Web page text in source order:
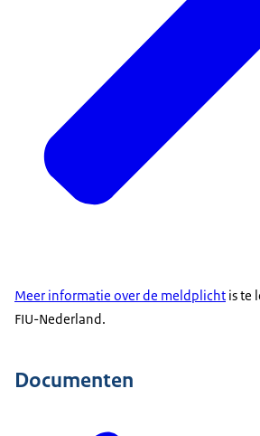
Meer informatie over de meldplicht is te
FIU-Nederland.
Documenten